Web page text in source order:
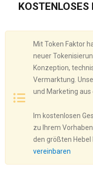
KOSTENLOSES
Mit Token Faktor
neuer
Konzeption,
Vermarktung.
und Marketing aus
Im kostenlosen
zu Ihrem
den größten
vereinbaren